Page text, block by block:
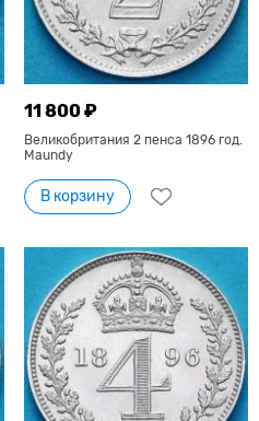
11 800 ₽
Великобритания 2 пенса 1896 год.
Maundy
В корзину